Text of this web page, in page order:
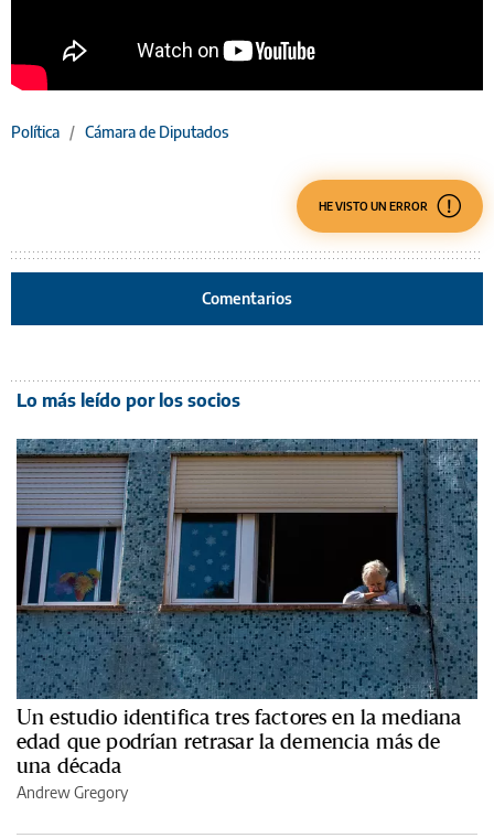
Política / Cámara de Diputados
HE VISTO UN ERROR
Comentarios
Lo más leído por los socios
Un estudio identifica tres factores en la mediana
edad que podrían retrasar la demencia más de
una década
Andrew Gregory